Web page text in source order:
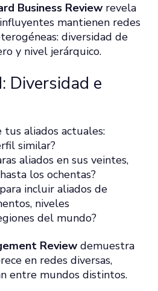
Business Review revela
mantienen redes
diversidad de
y nivel jerárquico.
Diversidad e
tus aliados actuales:
similar?
aliados en sus veintes,
los ochentas?
incluir aliados de
niveles
del mundo?
Review demuestra
en redes diversas,
entre mundos distintos.